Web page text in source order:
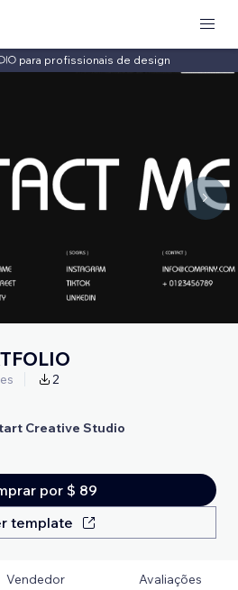
para profissionais de design
2
Creative Studio
por $ 89
template
Vendedor Avaliações